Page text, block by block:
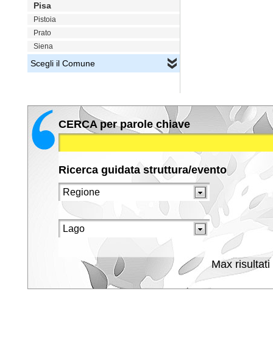
Pisa
Pistoia
Prato
Siena
Scegli il Comune
CERCA per parole chiave
Ricerca guidata struttura/evento
Max risultati